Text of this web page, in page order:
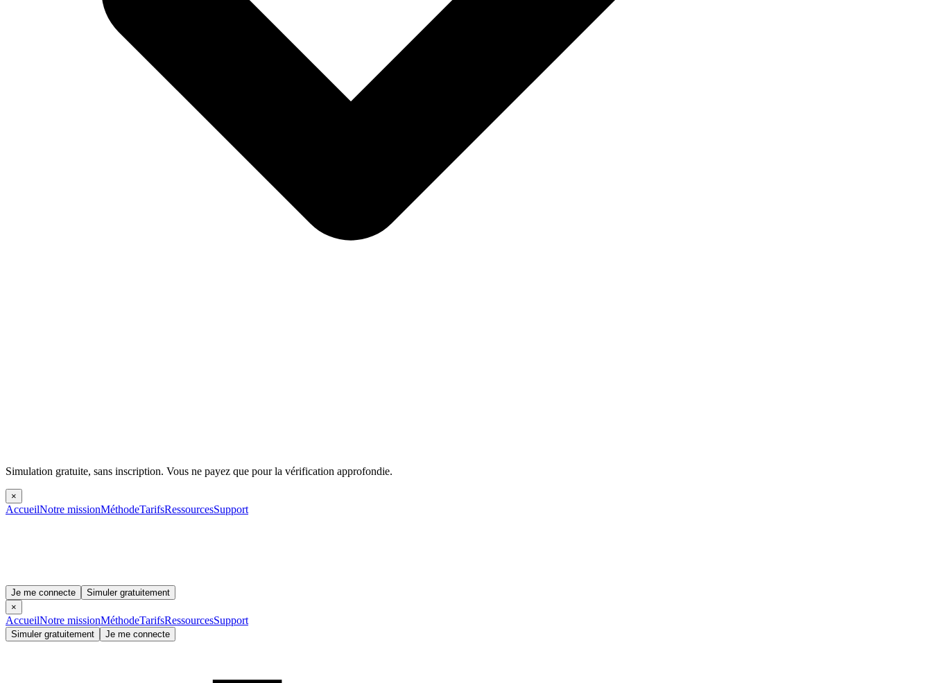
Simulation gratuite, sans inscription. Vous ne payez que pour la vérification approfondie.
×
AccueilNotre missionMéthodeTarifsRessourcesSupport
Je me connecte
Simuler gratuitement
×
AccueilNotre missionMéthodeTarifsRessourcesSupport
Simuler gratuitement Je me connecte